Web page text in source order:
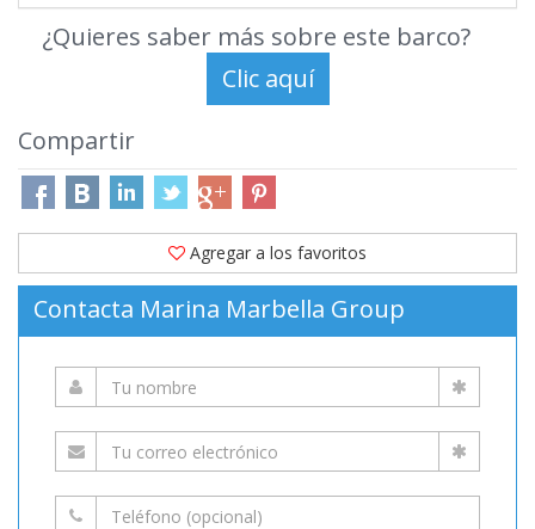
¿Quieres saber más sobre este barco?
Compartir
Agregar a los favoritos
Contacta Marina Marbella Group